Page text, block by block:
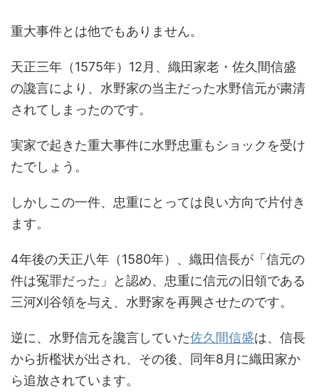
重大事件とは他でもありません。
天正三年（1575年）12月、織田家老・佐久間信盛
の讒言により、水野家の当主だった水野信元が粛清
されてしまったのです。
実家で起きた重大事件に水野忠重もショックを受け
たでしょう。
しかしこの一件、忠重にとっては良い方向で片付き
ます。
4年後の天正八年（1580年）、織田信長が「信元の
件は冤罪だった」と認め、忠重に信元の旧領である
三河刈谷領を与え、水野家を再興させたのです。
逆に、水野信元を讒言していた佐久間信盛は、信長
から折檻状が出され、その後、同年8月に織田家か
ら追放されています。